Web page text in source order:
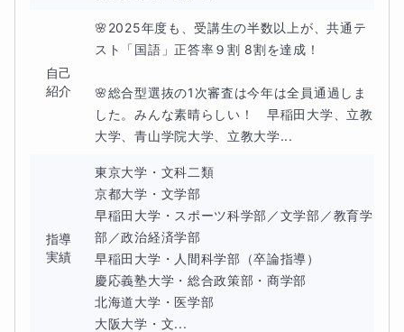
自己
紹介
🌸2025年度も、受講生の半数以上が、共通テ
スト「国語」正答率９割 8割を達成！
🌸総合型選抜の1次審査は今年は全員通過しま
した。みんな素晴らしい！　早稲田大学、立教
大学、青山学院大学、立教大学...
指導
実績
東京大学・文科二類
京都大学・文学部
早稲田大学・スポーツ科学部／文学部／教育学
部／政治経済学部
早稲田大学・人間科学部（卒論指導）
慶応義塾大学・総合政策部・商学部
北海道大学・医学部
大阪大学・文...